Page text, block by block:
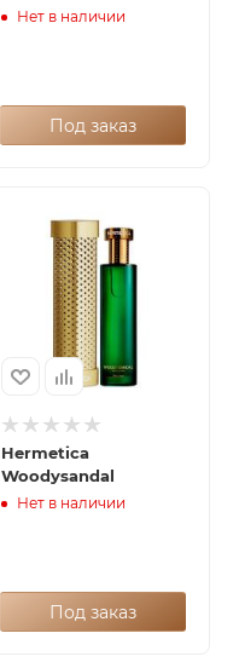
Нет в наличии
Под заказ
Hermetica
Woodysandal
Нет в наличии
Под заказ